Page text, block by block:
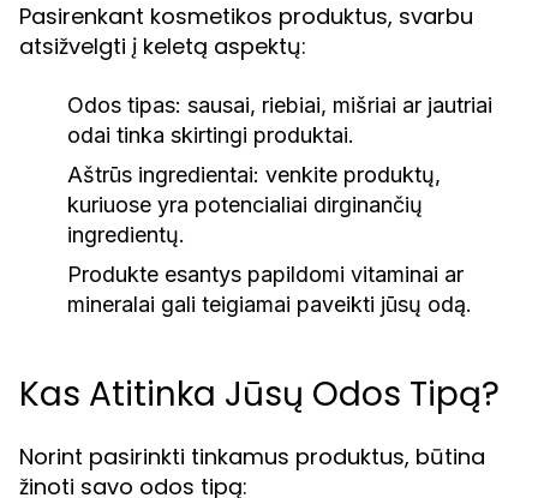
Pasirenkant kosmetikos produktus, svarbu
atsižvelgti į keletą aspektų:
Odos tipas: sausai, riebiai, mišriai ar jautriai
odai tinka skirtingi produktai.
Aštrūs ingredientai: venkite produktų,
kuriuose yra potencialiai dirginančių
ingredientų.
Produkte esantys papildomi vitaminai ar
mineralai gali teigiamai paveikti jūsų odą.
Kas Atitinka Jūsų Odos Tipą?
Norint pasirinkti tinkamus produktus, būtina
žinoti savo odos tipą: